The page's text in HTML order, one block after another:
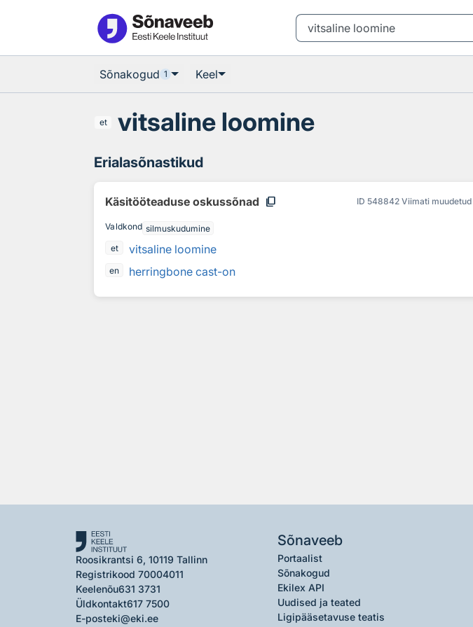
Sõnakogud 1 Keel
et vitsaline loomine
Erialasõnastikud
Käsitööteaduse oskussõnad content_copy ID 548842 Viimati muudetud
Valdkond silmuskudumine
et
vitsaline loomine
en herringbone cast-on
Roosikrantsi 6, 10119 Tallinn
Registrikood 70004011
Keelenõu631 3731
Üldkontakt617 7500
E-posteki@eki.ee
Sõnaveeb
Portaalist
Sõnakogud
Ekilex API
Uudised ja teated
Ligipääsetavuse teatis